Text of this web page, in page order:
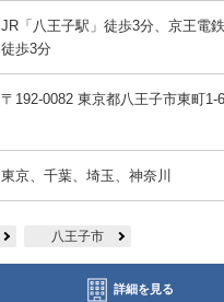
JR「八王子駅」徒歩3分、京王電
徒歩3分
〒192-0082 東京都八王子市東町1-
東京、千葉、埼玉、神奈川
八王子市
詳細を見る